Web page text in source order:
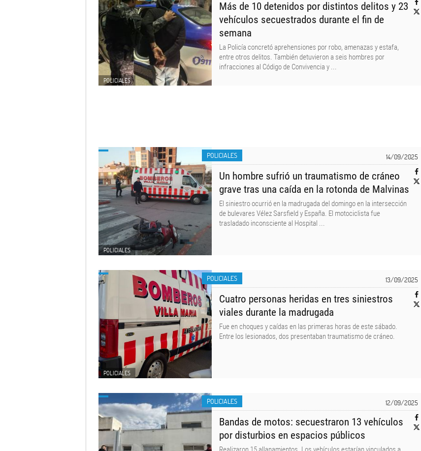
POLICIALES
Más de 10 detenidos por distintos delitos y 23
vehículos secuestrados durante el fin de
semana
La Policía concretó aprehensiones por robo, amenazas y estafa,
entre otros delitos. También detuvieron a seis hombres por
infracciones al Código de Convivencia y ...
14/09/2025
POLICIALES
POLICIALES
Un hombre sufrió un traumatismo de cráneo
grave tras una caída en la rotonda de Malvinas
El siniestro ocurrió en la madrugada del domingo en la intersección
de bulevares Vélez Sarsfield y España. El motociclista fue
trasladado inconsciente al Hospital ...
13/09/2025
POLICIALES
POLICIALES
Cuatro personas heridas en tres siniestros
viales durante la madrugada
Fue en choques y caídas en las primeras horas de este sábado.
Entre los lesionados, dos presentaban traumatismo de cráneo.
12/09/2025
POLICIALES
Bandas de motos: secuestraron 13 vehículos
por disturbios en espacios públicos